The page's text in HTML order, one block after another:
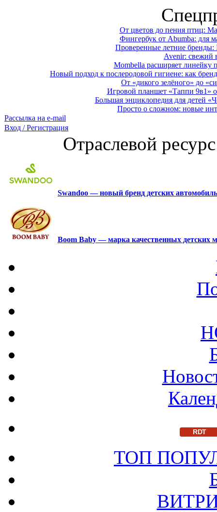
От цветов до пения птиц:
Фингербук от Abumba: для
Проверенные летние
Avenir: свежий
Mombella расширяет линейку
Новый подход к послеродовой гигиене: как
От «дикого зелёного» до
Игровой планшет «Таппи 9в1»
Большая энциклопедия для детей
Просто о сложном: новые
Рассылка на e-mail
Вход / Регистрация
Отраслевой
Swandoo — новый бренд детских
Boom Baby — марка качественных детских
RDT
ТОП